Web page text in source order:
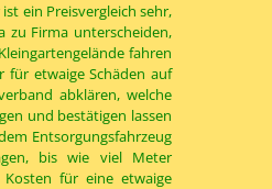
ein Preisvergleich sehr,
zu Firma unterscheiden,
fahren
für etwaige Schäden auf
abklären, welche
und bestätigen lassen
Entsorgungsfahrzeug
bis wie viel Meter
für eine etwaige